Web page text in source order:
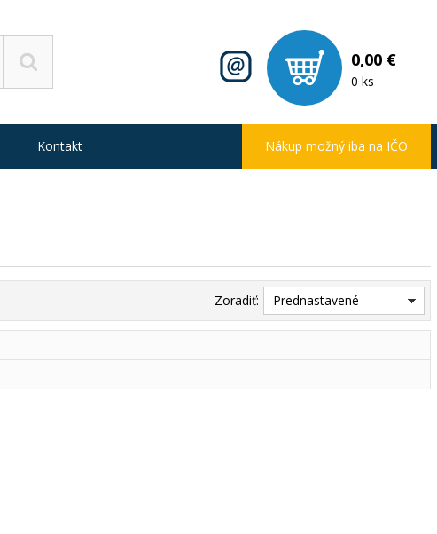
0,00 €
0 ks
Zoradiť: Prednastavené
Kontakt Nákup možný iba na IČO